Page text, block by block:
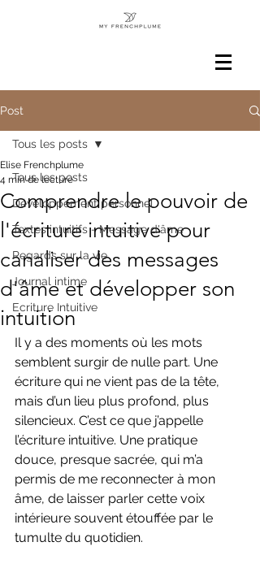
Post
Tous les posts
Développement personnel
Textes intuitifs - Message d'âme
Regards sur la vie
Journal intime
Ecriture Intuitive
Tous les posts
Comprendre le pouvoir de
l'écriture intuitive pour
canaliser des messages
d'âme et développer son
intuition
Elise Frenchplume
4 min de lecture
Il y a des moments où les mots
semblent surgir de nulle part. Une
écriture qui ne vient pas de la tête,
mais d’un lieu plus profond, plus
silencieux. C’est ce que j’appelle
l’écriture intuitive. Une pratique
douce, presque sacrée, qui m’a
permis de me reconnecter à mon
âme, de laisser parler cette voix
intérieure souvent étouffée par le
tumulte du quotidien.